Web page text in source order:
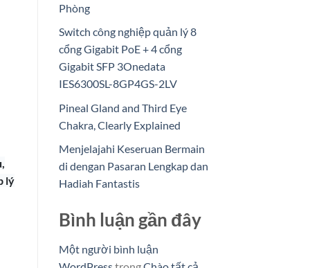
lý
Phòng
Switch công nghiệp quản lý 8
cổng Gigabit PoE + 4 cổng
Gigabit SFP 3Onedata
IES6300SL-8GP4GS-2LV
Pineal Gland and Third Eye
Chakra, Clearly Explained
Menjelajahi Keseruan Bermain
di dengan Pasaran Lengkap dan
Hadiah Fantastis
Bình luận gần đây
Một người bình luận